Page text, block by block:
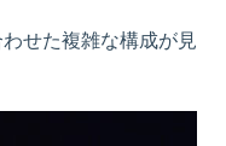
せた複雑な構成が見